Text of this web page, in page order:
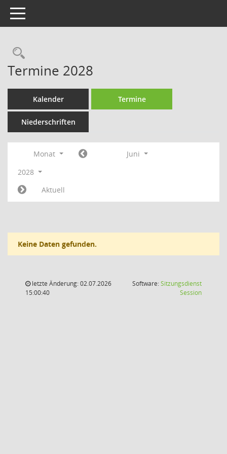
Toggle navigation
Rechercheauswahl
Termine 2028
Kalender Termine
Niederschriften
Monat
Juni
2028
Aktuell
Keine Daten gefunden.
letzte Änderung: 02.07.2026
15:00:40
Software:Sitzungsdienst
Session(Wird in